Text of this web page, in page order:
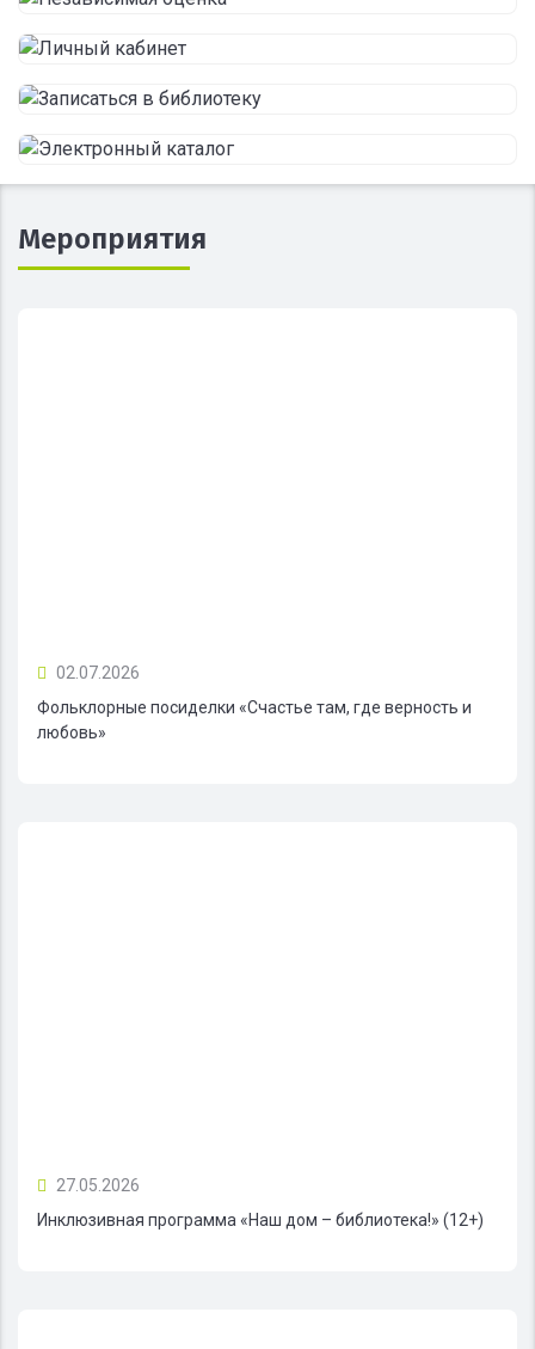
Мероприятия
02.07.2026
Фольклорные посиделки «Счастье там, где верность и
любовь»
27.05.2026
Инклюзивная программа «Наш дом – библиотека!» (12+)